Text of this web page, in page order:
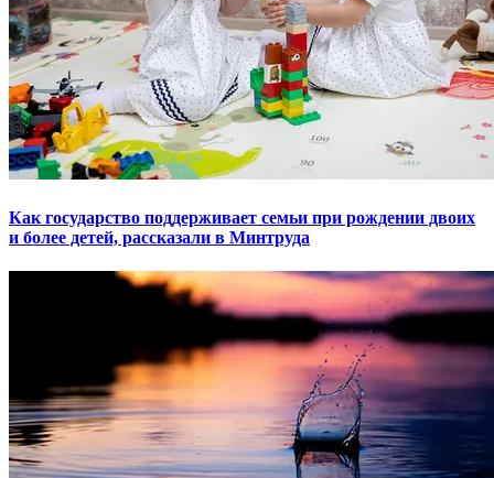
Как государство поддерживает семьи при рождении двоих
и более детей, рассказали в Минтруда